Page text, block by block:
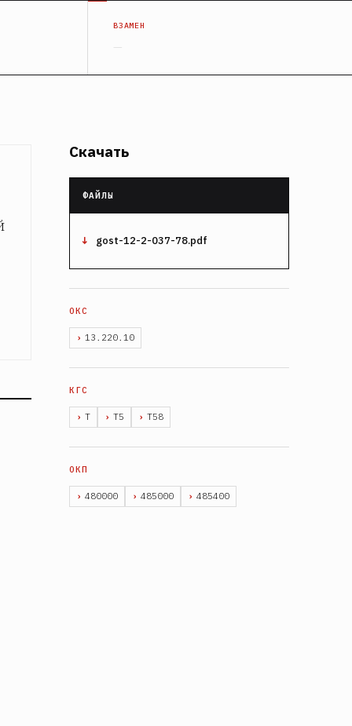
ВЗАМЕН
—
Скачать
gost-12-2-037-78.pdf
13.220.10
Т Т5 Т58
480000 485000 485400